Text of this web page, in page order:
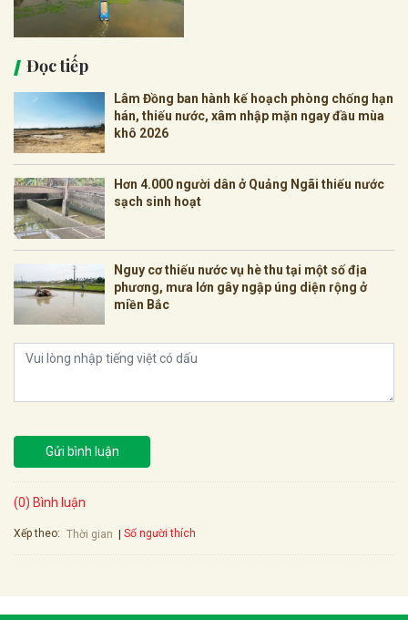
Đọc tiếp
Lâm Đồng ban hành kế hoạch phòng chống hạn
hán, thiếu nước, xâm nhập mặn ngay đầu mùa
khô 2026
Hơn 4.000 người dân ở Quảng Ngãi thiếu nước
sạch sinh hoạt
Nguy cơ thiếu nước vụ hè thu tại một số địa
phương, mưa lớn gây ngập úng diện rộng ở
miền Bắc
Gửi bình luận
(0) Bình luận
Xếp theo: Thời gian Số người thích